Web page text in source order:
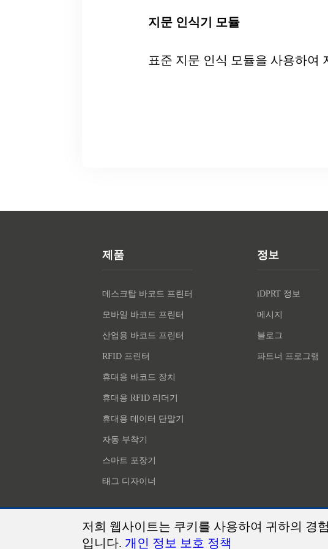
지문 인식기 모듈
표준 지문 인식 모듈을 사용하여
저희 웹사이트는 쿠키를 사용하여 귀하의 경
입니다. 개인 정보 보호 정책
제품
데스크탑 바코드 프린터
모바일 바코드 프린터
산업용 바코드 프린터
RFID 프린터
휴대용 바코드 장치
휴대용 RFID 리더기
휴대용 데이터 단말기
자동 부착기
스마트 포장기
태그 디자이너
정보
iDPRT 정보
메시지
블로그
파트너 프로그램